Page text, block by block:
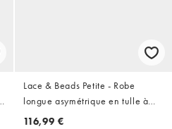
Lace & Beads Petite - Robe
longue asymétrique en tulle à
taille ajustée pour demoiselle
116,99 €